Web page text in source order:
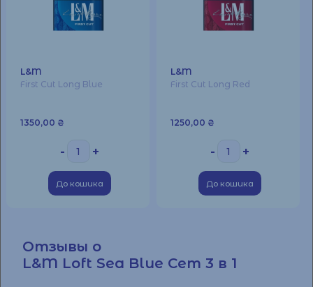
Отзывы о
L&M Loft Sea Blue Сет 3 в 1
L&M
First Cut Long Blue
1350,00 ₴
- +
До кошика
L&M
First Cut Long Red
1250,00 ₴
- +
До кошика